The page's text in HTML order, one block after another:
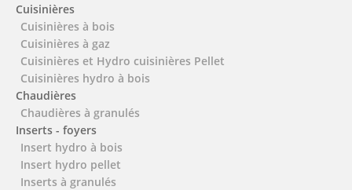
Cuisinières
Cuisinières à bois
Cuisinières à gaz
Cuisinières et Hydro cuisinières Pellet
Cuisinières hydro à bois
Chaudières
Chaudières à granulés
Inserts - foyers
Insert hydro à bois
Insert hydro pellet
Inserts à granulés